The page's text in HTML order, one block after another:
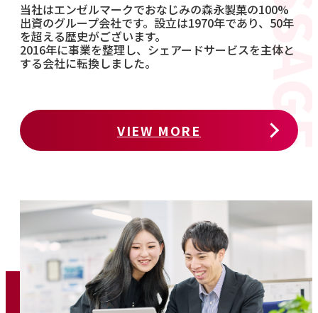
当社はエンゼルマークでおなじみの森永製菓の100%
出資のグループ会社です。設立は1970年であり、50年
を超える歴史がございます。
2016年に事業を整理し、シェアードサービスを主体と
する会社に転換しました。
VIEW MORE